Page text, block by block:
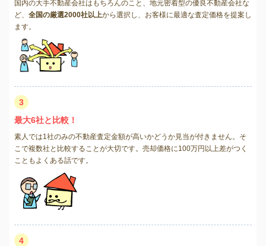
国内の大手不動産会社はもちろんのこと、地元密着型の優良不動産会社な
ど、 全国の厳選2000社以上から選択し、お客様に最適な査定価格を提案し
ます。
3
最大6社と比較！
素人では1社のみの不動産査定金額が高いかどうか見当が付きません。そ
こで複数社と比較することが大切です。売却価格に100万円以上差がつく
こともよくある話です。
4